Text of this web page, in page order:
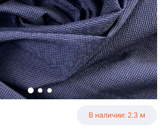
В наличии: 2.3 м